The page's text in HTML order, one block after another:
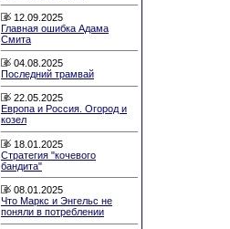
12.09.2025
Главная ошибка Адама
Смита
04.08.2025
Последний трамвай
22.05.2025
Европа и Россия. Огород и
козел
18.01.2025
Стратегия "кочевого
бандита"
08.01.2025
Что Маркс и Энгельс не
поняли в потреблении